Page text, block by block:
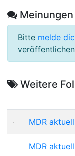
Meinungen
Bitte melde
Weitere
MDR
MDR